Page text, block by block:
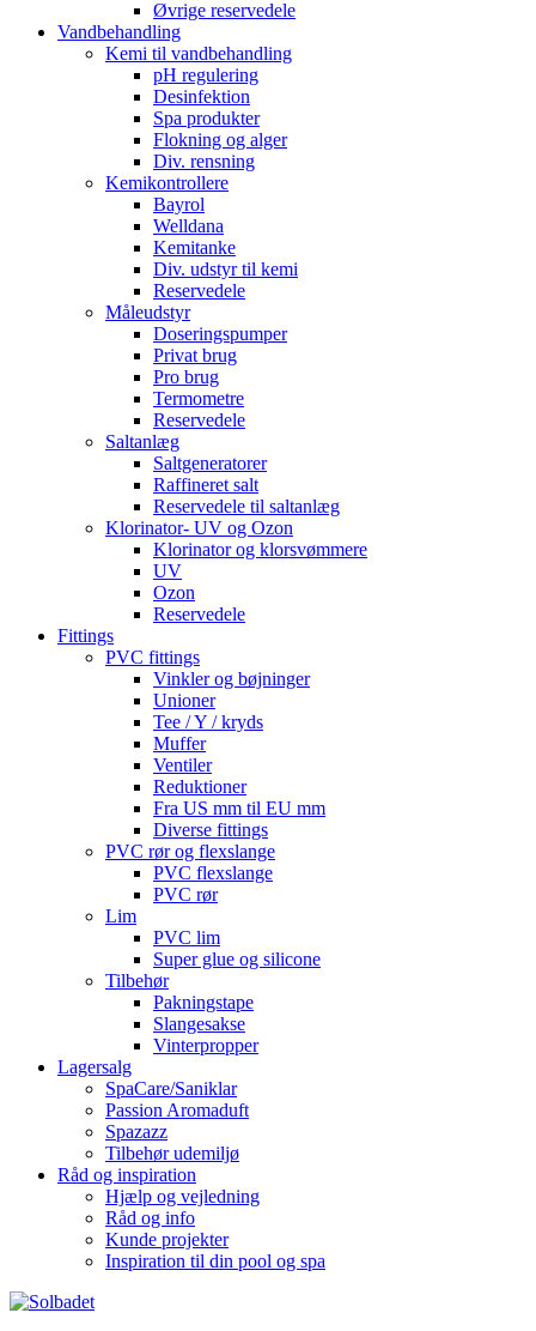
Øvrige reservedele
Vandbehandling
Kemi til vandbehandling
pH regulering
Desinfektion
Spa produkter
Flokning og alger
Div. rensning
Kemikontrollere
Bayrol
Welldana
Kemitanke
Div. udstyr til kemi
Reservedele
Måleudstyr
Doseringspumper
Privat brug
Pro brug
Termometre
Reservedele
Saltanlæg
Saltgeneratorer
Raffineret salt
Reservedele til saltanlæg
Klorinator- UV og Ozon
Klorinator og klorsvømmere
UV
Ozon
Reservedele
Fittings
PVC fittings
Vinkler og bøjninger
Unioner
Tee / Y / kryds
Muffer
Ventiler
Reduktioner
Fra US mm til EU mm
Diverse fittings
PVC rør og flexslange
PVC flexslange
PVC rør
Lim
PVC lim
Super glue og silicone
Tilbehør
Pakningstape
Slangesakse
Vinterpropper
Lagersalg
SpaCare/Saniklar
Passion Aromaduft
Spazazz
Tilbehør udemiljø
Råd og inspiration
Hjælp og vejledning
Råd og info
Kunde projekter
Inspiration til din pool og spa